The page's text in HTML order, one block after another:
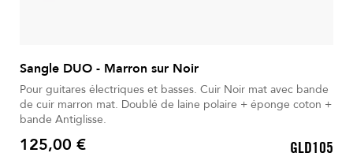
Sangle DUO - Marron sur Noir
Pour guitares électriques et basses. Cuir Noir mat avec bande
de cuir marron mat. Doublé de laine polaire + éponge coton +
bande Antiglisse.
Prix
125,00 € GLD105